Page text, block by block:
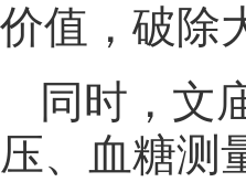
价值，破除
同时，文
压、血糖测